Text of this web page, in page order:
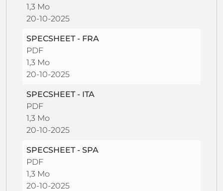
1,3 Mo
20-10-2025
SPECSHEET - FRA
PDF
1,3 Mo
20-10-2025
SPECSHEET - ITA
PDF
1,3 Mo
20-10-2025
SPECSHEET - SPA
PDF
1,3 Mo
20-10-2025